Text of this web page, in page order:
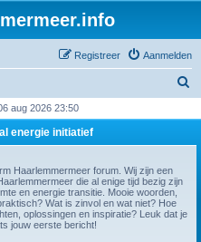
Aanmelden
Registreer
k
aug 2026 23:50
energie initiatief
Haarlemmermeer forum. Wij zijn een
die al enige tijd bezig zijn
en energie transitie. Mooie woorden,
Wat is zinvol en wat niet? Hoe
oplossingen en inspiratie? Leuk dat je
jouw eerste bericht!